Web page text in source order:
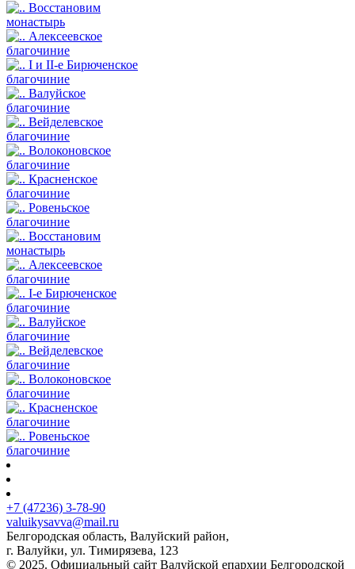
Восстановим
монастырь
Алексеевское
благочиние
I и II-е Бирюченское
благочиние
Валуйское
благочиние
Вейделевское
благочиние
Волоконовское
благочиние
Красненское
благочиние
Ровеньское
благочиние
Восстановим
монастырь
Алексеевское
благочиние
I-е Бирюченское
благочиние
Валуйское
благочиние
Вейделевское
благочиние
Волоконовское
благочиние
Красненское
благочиние
Ровеньское
благочиние
+7 (47236) 3-78-90
valuikysavva@mail.ru
Белгородская область, Валуйский район,
г. Валуйки, ул. Тимирязева, 123
© 2025. Официальный сайт Валуйской епархии Белгородской